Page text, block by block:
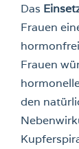
Das
Frauen
Frauen
den